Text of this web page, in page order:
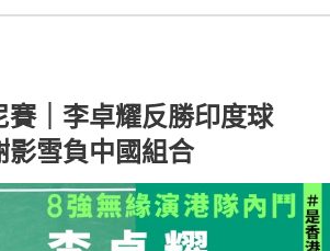
賽｜李卓耀反勝印度球
雪負中國組合